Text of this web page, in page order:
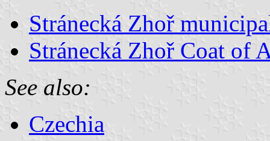
Stránecká Zhoř
Stránecká Zhoř Coat of
See also:
Czechia